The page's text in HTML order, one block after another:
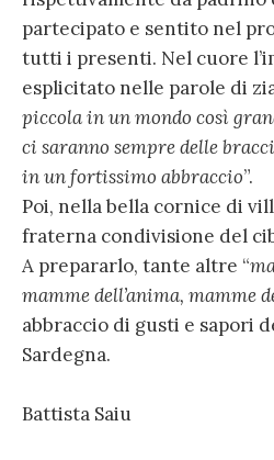
partecipato e sentito nel
tutti i presenti. Nel cuore
esplicitato nelle parole di
piccola in un mondo così
ci saranno sempre delle
in un fortissimo abbraccio”.
Poi, nella bella cornice di
fraterna condivisione del
A prepararlo, tante altre “
mamme dell’anima, mamme
abbraccio di gusti e sapori
Sardegna.
Battista Saiu